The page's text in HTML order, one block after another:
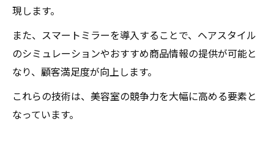
現します。
また、スマートミラーを導入することで、ヘアスタイル
のシミュレーションやおすすめ商品情報の提供が可能と
なり、顧客満足度が向上します。
これらの技術は、美容室の競争力を大幅に高める要素と
なっています。